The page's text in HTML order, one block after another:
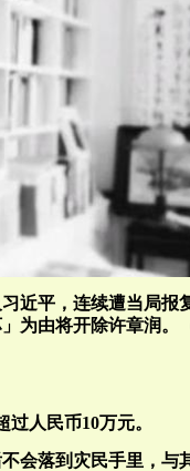
近平，连续遭当局报
为由将开除许章润。
人民币10万元。
会落到灾民手里，与